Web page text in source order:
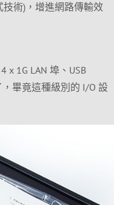
技術)，增進網路傳輸效
x 1G LAN 埠、USB
畢竟這種級別的 I/O 設